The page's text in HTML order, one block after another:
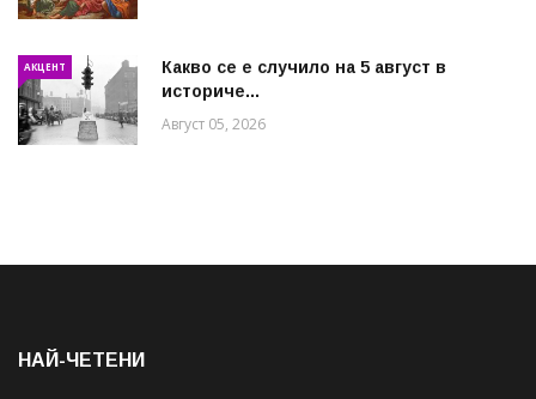
АКЦЕНТ
Какво се е случило на 5 август в
историче...
Август 05, 2026
НАЙ-ЧЕТЕНИ